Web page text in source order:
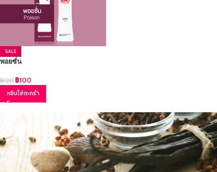
SALE
พอยซั่น
฿120 ฿100
หยิบใส่ตะกร้า